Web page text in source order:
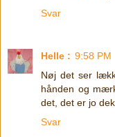
Svar
Helle : 9:58 PM
Nøj det ser
hånden og
det, det er jo
Svar